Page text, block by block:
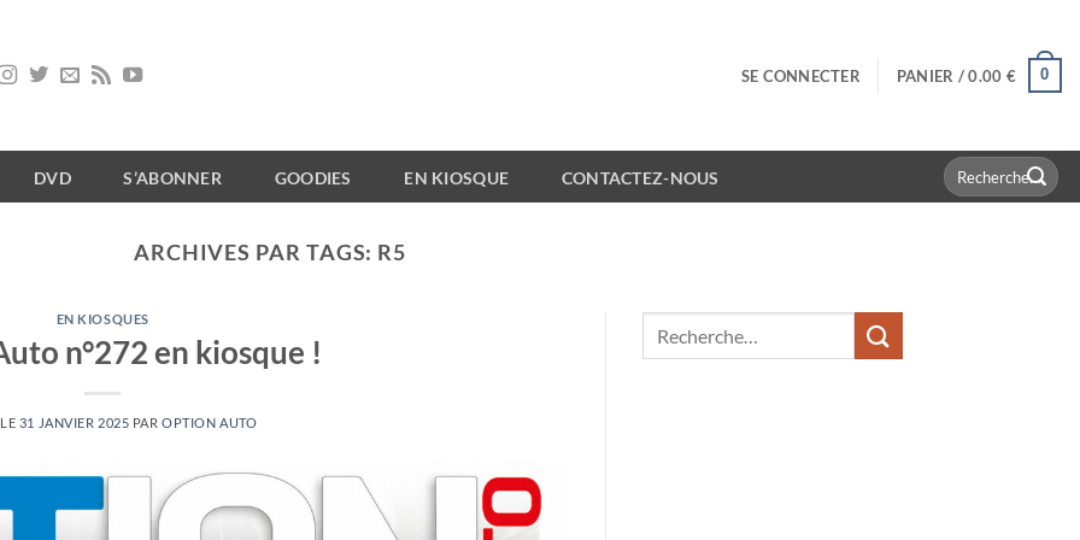
SE CONNECTER PANIER /0.00 € 0
DVD S’ABONNER GOODIES EN KIOSQUE CONTACTEZ-NOUS
Recherche
pour :
ARCHIVES PAR TAGS: R5
EN KIOSQUES
n°272 en kiosque !
31 JANVIER 2025 PAROPTION AUTO